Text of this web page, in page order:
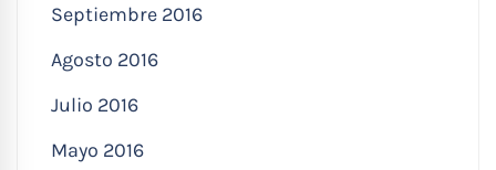
Septiembre 2016
Agosto 2016
Julio 2016
Mayo 2016